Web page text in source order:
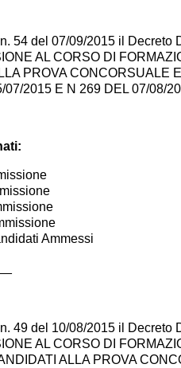
54 del 07/09/2015 il
AL CORSO DI
PROVA
07/2015 E N 269 DEL 07/08/
Ammessi
49 del 10/08/2015 il
AL CORSO DI
ALLA PROVA